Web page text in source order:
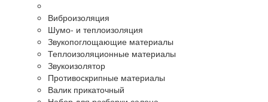
Виброизоляция
Шумо- и теплоизоляция
Звукопоглощающие материалы
Теплоизоляционные материалы
Звукоизолятор
Противоскрипные материалы
Валик прикаточный